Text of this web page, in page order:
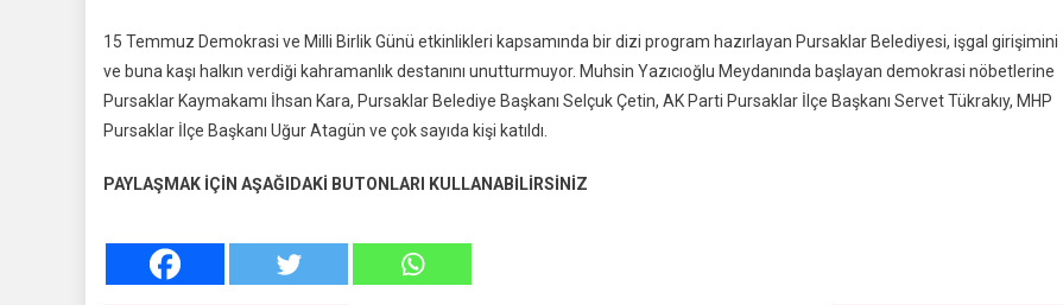
Beşyol
Meydanında
Buluştu
15 Temmuz Demokrasi ve Milli Birlik Günü etkinlikleri kapsamında bir dizi program hazırlayan Pursaklar Belediyesi, işgal girişimini
ve buna kaşı halkın verdiği kahramanlık destanını unutturmuyor. Muhsin Yazıcıoğlu Meydanında başlayan demokrasi nöbetlerine
Pursaklar Kaymakamı İhsan Kara, Pursaklar Belediye Başkanı Selçuk Çetin, AK Parti Pursaklar İlçe Başkanı Servet Tükrakıy, MHP
Pursaklar İlçe Başkanı Uğur Atagün ve çok sayıda kişi katıldı.
PAYLAŞMAK İÇİN AŞAĞIDAKİ BUTONLARI KULLANABİLİRSİNİZ